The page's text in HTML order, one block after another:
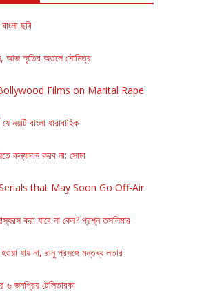
ছবি
আজ স্মৃতির অতলে সৌমিত্র
Films on Marital Rape
নয়টি বাংলা ধারাবাহিক
কন্যাদান করব না: সোমা
that May Soon Go Off-Air
করা যাবে না কেন? প্রশ্ন তসলিমার
যায় না, রানু প্রসঙ্গে মন্তব্য লতার
জনপ্রিয় টেলিতারকা